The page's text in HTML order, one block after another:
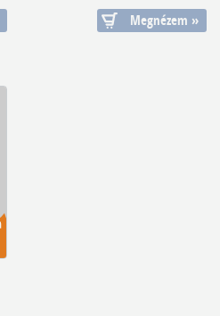
Megnézem »